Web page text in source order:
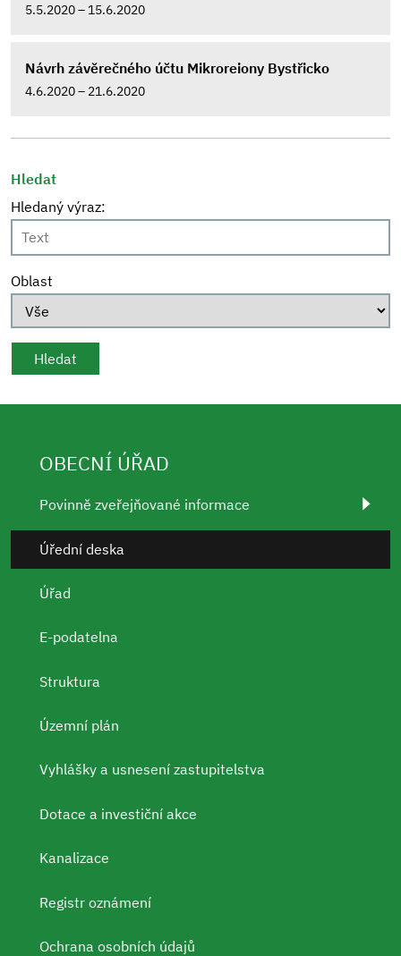
5.5.2020 – 15.6.2020
Návrh závěrečného účtu Mikroreiony Bystřicko
4.6.2020 – 21.6.2020
Hledat
Hledaný výraz:
Oblast
OBECNÍ ÚŘAD
Povinně zveřejňované informace
Úřední deska
Úřad
E-podatelna
Struktura
Územní plán
Vyhlášky a usnesení zastupitelstva
Dotace a investiční akce
Kanalizace
Registr oznámení
Ochrana osobních údajů